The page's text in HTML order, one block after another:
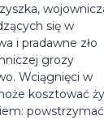
się w
i pradawne zło
grozy
Wciągnięci w
kosztować
powstrzymać